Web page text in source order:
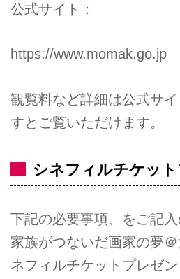
公式サイト：
https://www.momak.go.jp
観覧料など詳細は公式サ
すとご覧いただけます。
シネフィルチケッ
下記の必要事項、をご記
家族がつないだ画家の夢
ネフィルチケットプレゼ